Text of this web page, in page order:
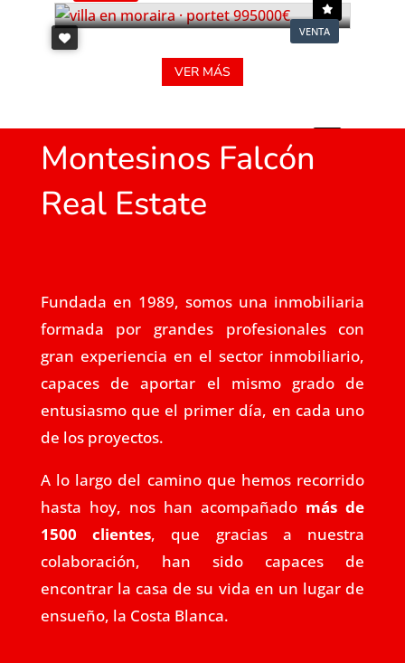
VENTA
VER MÁS
Montesinos Falcón
Real Estate
Fundada en 1989, somos una inmobiliaria
formada por grandes profesionales con
gran experiencia en el sector inmobiliario,
capaces de aportar el mismo grado de
entusiasmo que el primer día, en cada uno
de los proyectos.
A lo largo del camino que hemos recorrido
hasta hoy, nos han acompañado más de
1500 clientes, que gracias a nuestra
colaboración, han sido capaces de
encontrar la casa de su vida en un lugar de
ensueño, la Costa Blanca.